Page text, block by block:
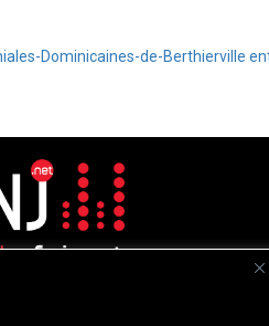
Dominicaines-de-Berthierville